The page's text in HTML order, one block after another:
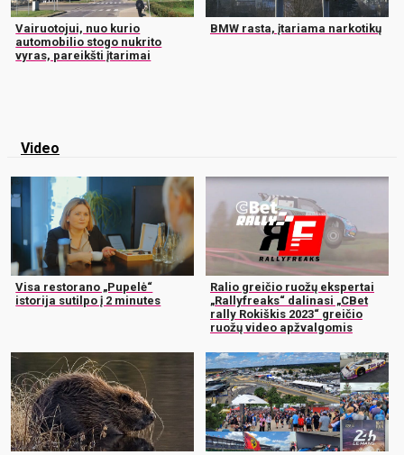
Vairuotojui, nuo kurio
automobilio stogo nukrito
vyras, pareikšti įtarimai
BMW rasta, įtariama narkotikų
Video
Visa restorano „Pupelė“
istorija sutilpo į 2 minutes
Ralio greičio ruožų ekspertai
„Rallyfreaks“ dalinasi „CBet
rally Rokiškis 2023“ greičio
ruožų video apžvalgomis